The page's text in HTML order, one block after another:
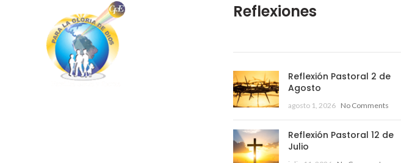
Reflexiones
Reflexión Pastoral 2 de
Agosto
agosto 1, 2026 No Comments
Reflexión Pastoral 12 de
Julio